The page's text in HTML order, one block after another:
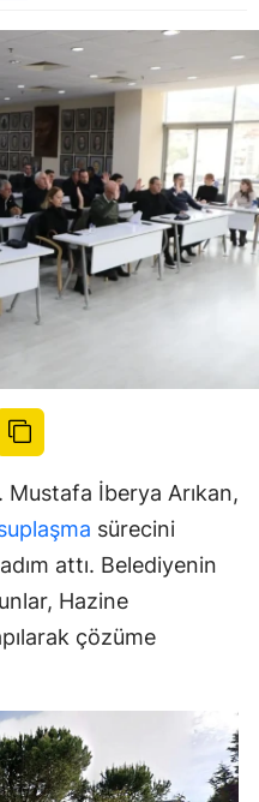
Mustafa İberya Arıkan,
sürecini
attı. Belediyenin
Hazine
çözüme